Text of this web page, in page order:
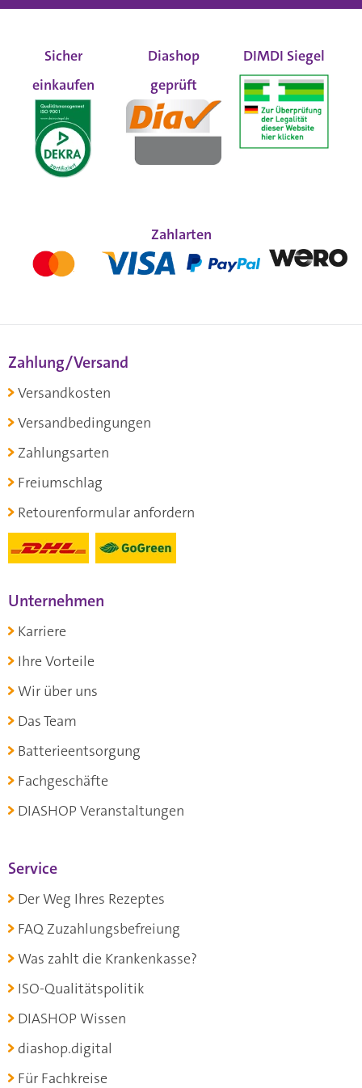
Sicher
einkaufen
Diashop
geprüft
DIMDI Siegel
Zahlarten
Zahlung/Versand
Versandkosten
Versandbedingungen
Zahlungsarten
Freiumschlag
Retourenformular anfordern
Unternehmen
Karriere
Ihre Vorteile
Wir über uns
Das Team
Batterieentsorgung
Fachgeschäfte
DIASHOP Veranstaltungen
Service
Der Weg Ihres Rezeptes
FAQ Zuzahlungsbefreiung
Was zahlt die Krankenkasse?
ISO-Qualitätspolitik
DIASHOP Wissen
diashop.digital
Für Fachkreise